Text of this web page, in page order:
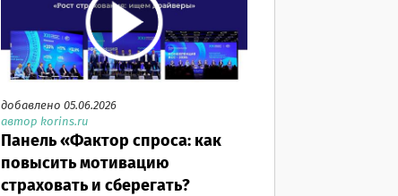
добавлено 05.06.2026
автор korins.ru
Панель «Фактор спроса: как
повысить мотивацию
страховать и сберегать?